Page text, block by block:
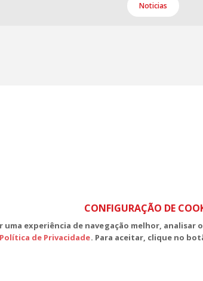
Noticias
Filiadas | 7.933.029 - Trabalhadores(as)
CONFIGURAÇÃO DE
uma experiência de navegação melhor,
Política de Privacidade. Para aceitar, clique no